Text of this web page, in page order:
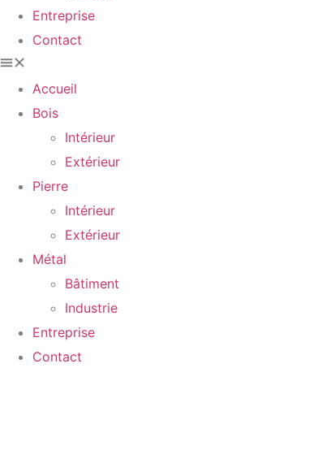
Entreprise
Contact
Accueil
Bois
Intérieur
Extérieur
Pierre
Intérieur
Extérieur
Métal
Bâtiment
Industrie
Entreprise
Contact